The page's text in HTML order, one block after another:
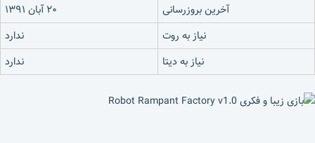
آخرین بروزرسانی
۲۰ آبان ۱۳۹۱
نیاز به روت
ندارد
نیاز به دیتا
ندارد